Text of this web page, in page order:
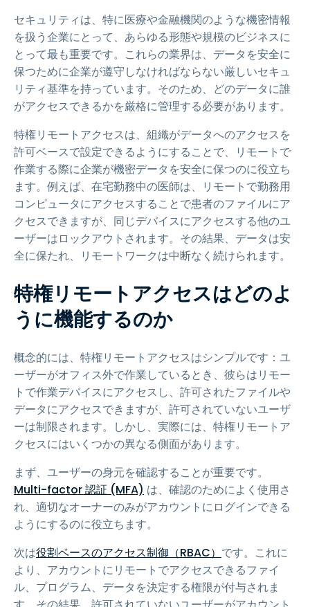
セキュリティは、特に医療や金融機関のような機密情報
を扱う企業にとって、あらゆる形態や規模のビジネスに
とって最も重要です。これらの業界は、データを安全に
保つために企業が遵守しなければならない厳しいセキュ
リティ基準を持っています。そのため、どのデータに誰
がアクセスできるかを厳格に管理する必要があります。
特権リモートアクセスは、組織がデータへのアクセスを
許可ベースで設定できるようにすることで、リモートで
作業する際に企業が機密データを安全に保つのに役立ち
ます。例えば、在宅勤務中の医師は、リモートで勤務用
コンピュータにアクセスすることで患者のファイルにア
クセスできますが、同じデバイスにアクセスする他のユ
ーザーはロックアウトされます。その結果、データは安
全に保たれ、リモートワークは中断なく続けられます。
特権リモートアクセスはどのよ
うに機能するのか
概念的には、特権リモートアクセスはシンプルです：ユ
ーザーがオフィス外で作業しているとき、彼らはリモー
トで作業デバイスにアクセスし、許可されたファイルや
データにアクセスできますが、許可されていないユーザ
ーは制限されます。しかし、実際には、特権リモートア
クセスにはいくつかの異なる側面があります。
まず、ユーザーの身元を確認することが重要です。
Multi-factor 認証 (MFA) は、確認のためによく使用さ
れ、適切なオーナーのみがアカウントにログインできる
ようにするのに役立ちます。
次は役割ベースのアクセス制御（RBAC） です。これに
より、アカウントにリモートでアクセスできるファイ
ル、プログラム、データを決定する権限が付与されま